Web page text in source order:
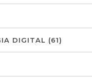
DIGITAL (61)